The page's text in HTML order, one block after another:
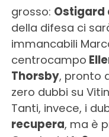
grosso: Ostigard
della difesa ci
immancabili
centrocampo
Thorsby, pronto
zero dubbi su
Tanti, invece, i
recupera, ma è